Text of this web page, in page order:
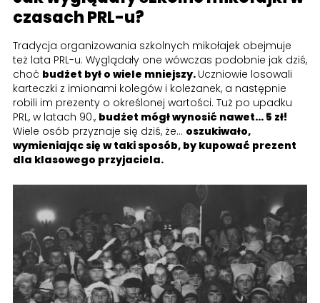
czasach PRL-u?
Tradycja organizowania szkolnych mikołajek obejmuje
też lata PRL-u. Wyglądały one wówczas podobnie jak dziś,
choć budżet był o wiele mniejszy. Uczniowie losowali
karteczki z imionami kolegów i koleżanek, a następnie
robili im prezenty o określonej wartości. Tuż po upadku
PRL, w latach 90., budżet mógł wynosić nawet... 5 zł!
Wiele osób przyznaje się dziś, że... oszukiwało,
wymieniając się w taki sposób, by kupować prezent
dla klasowego przyjaciela.